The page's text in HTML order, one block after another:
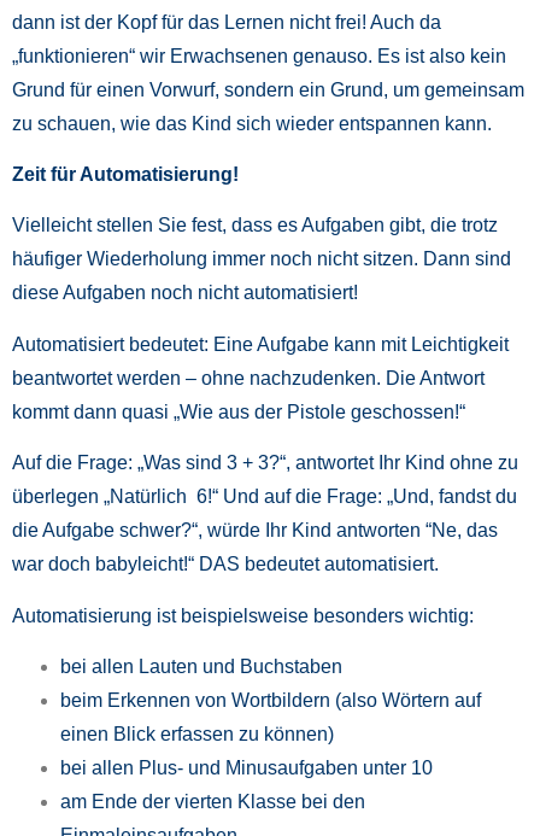
dann ist der Kopf für das Lernen nicht frei! Auch da
„funktionieren“ wir Erwachsenen genauso. Es ist also kein
Grund für einen Vorwurf, sondern ein Grund, um gemeinsam
zu schauen, wie das Kind sich wieder entspannen kann.
Zeit für Automatisierung!
Vielleicht stellen Sie fest, dass es Aufgaben gibt, die trotz
häufiger Wiederholung immer noch nicht sitzen. Dann sind
diese Aufgaben noch nicht automatisiert!
Automatisiert bedeutet: Eine Aufgabe kann mit Leichtigkeit
beantwortet werden – ohne nachzudenken. Die Antwort
kommt dann quasi „Wie aus der Pistole geschossen!“
Auf die Frage: „Was sind 3 + 3?“, antwortet Ihr Kind ohne zu
überlegen „Natürlich 6!“ Und auf die Frage: „Und, fandst du
die Aufgabe schwer?“, würde Ihr Kind antworten “Ne, das
war doch babyleicht!“ DAS bedeutet automatisiert.
Automatisierung ist beispielsweise besonders wichtig:
bei allen Lauten und Buchstaben
beim Erkennen von Wortbildern (also Wörtern auf
einen Blick erfassen zu können)
bei allen Plus- und Minusaufgaben unter 10
am Ende der vierten Klasse bei den